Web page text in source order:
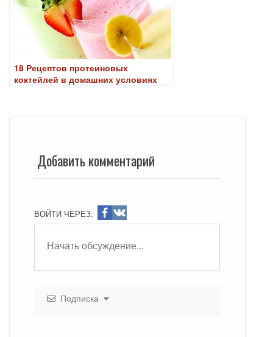
18 Рецептов протеиновых
коктейлей в домашних условиях
Добавить комментарий
ВОЙТИ ЧЕРЕЗ:
Подписка